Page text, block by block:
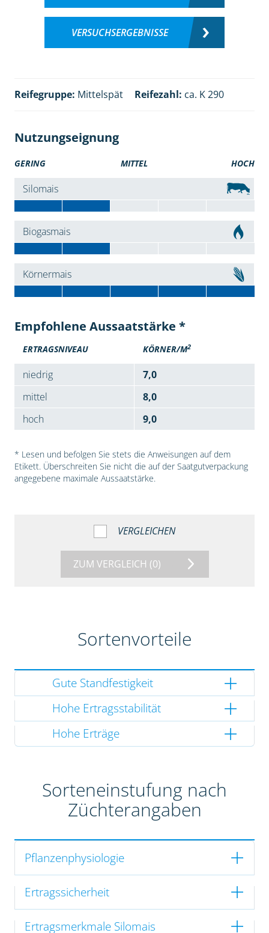
VERSUCHSERGEBNISSE
Reifegruppe: Mittelspät Reifezahl: ca. K 290
Nutzungseignung
GERING MITTEL HOCH
Silomais
Biogasmais
Körnermais
Empfohlene Aussaatstärke *
ERTRAGSNIVEAU KÖRNER/M2
niedrig
7,0
mittel
8,0
hoch
9,0
* Lesen und befolgen Sie stets die Anweisungen auf dem
Etikett. Überschreiten Sie nicht die auf der Saatgutverpackung
angegebene maximale Aussaatstärke.
VERGLEICHEN
ZUM VERGLEICH (0)
Sortenvorteile
Gute Standfestigkeit
Hohe Ertragsstabilität
Hohe Erträge
Sorteneinstufung nach
Züchterangaben
Pflanzenphysiologie
Ertragssicherheit
Ertragsmerkmale Silomais